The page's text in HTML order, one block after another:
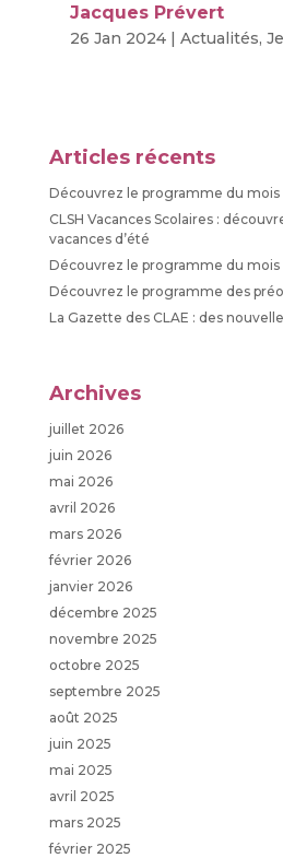
Jacques Prévert
26 Jan 2024| Actualités,
Articles récents
Découvrez le programme du mois
CLSH Vacances Scolaires :
vacances d’été
Découvrez le programme du mois
Découvrez le programme des
La Gazette des CLAE : des
Archives
juillet 2026
juin 2026
mai 2026
avril 2026
mars 2026
février 2026
janvier 2026
décembre 2025
novembre 2025
octobre 2025
septembre 2025
août 2025
juin 2025
mai 2025
avril 2025
mars 2025
février 2025